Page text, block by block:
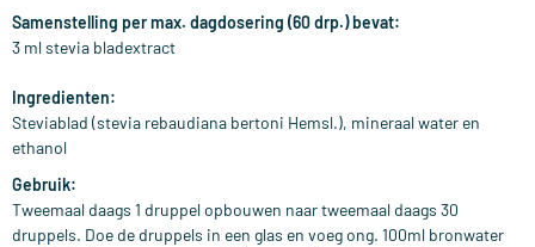
Samenstelling per max. dagdosering (60 drp.) bevat:
3 ml stevia bladextract
Ingredienten:
Steviablad (stevia rebaudiana bertoni Hemsl.), mineraal water en
ethanol
Gebruik:
Tweemaal daags 1 druppel opbouwen naar tweemaal daags 30
druppels. Doe de druppels in een glas en voeg ong. 100ml bronwater